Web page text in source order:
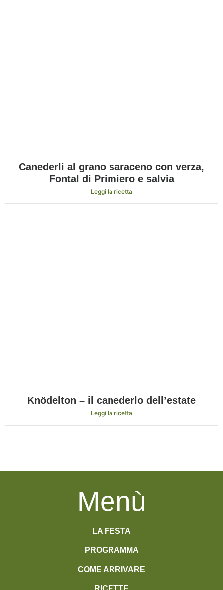
Canederli al grano saraceno con verza,
Fontal di Primiero e salvia
Leggi la ricetta
Knödelton – il canederlo dell’estate
Leggi la ricetta
Menù
LA FESTA
PROGRAMMA
COME ARRIVARE